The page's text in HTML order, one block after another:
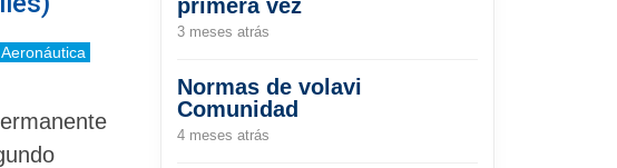
primera vez
3 meses atrás
Normas de volavi
Comunidad
4 meses atrás